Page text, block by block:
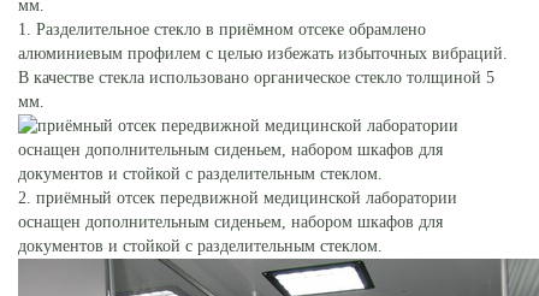
1. Разделительное стекло в приёмном отсеке обрамлено
алюминиевым профилем с целью избежать избыточных вибраций.
В качестве стекла использовано органическое стекло толщиной 5
мм.
2. приёмный отсек передвижной медицинской лаборатории
оснащен дополнительным сиденьем, набором шкафов для
документов и стойкой с разделительным стеклом.